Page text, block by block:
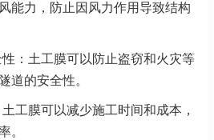
能力，防止因风力作用导致结构
：土工膜可以防止盗窃和火灾等
道的安全性。
工膜可以减少施工时间和成本，
。